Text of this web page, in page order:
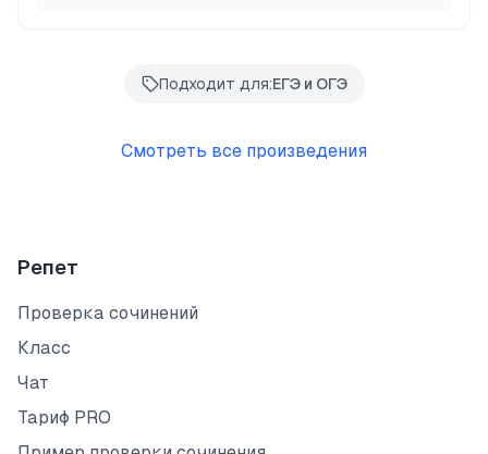
Подходит для:ЕГЭ и ОГЭ
Смотреть все произведения
Репет
Проверка сочинений
Класс
Чат
Тариф PRO